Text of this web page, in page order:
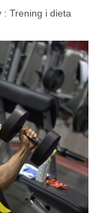
: Trening i dieta